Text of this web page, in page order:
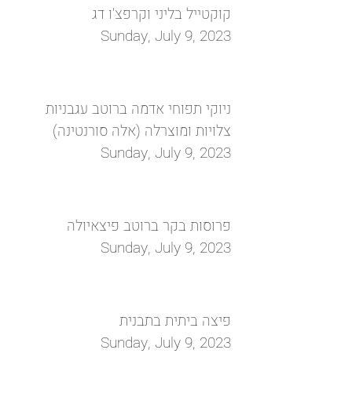
קוקטייל בליני וקרפצ'ו דג
Sunday, July 9, 2023
ניוקי תפוחי אדמה ברוטב עגבניות
צלויות ומוצרלה (אלה סורנטינה)
Sunday, July 9, 2023
פרוסות בקר ברוטב פיצאיולה
Sunday, July 9, 2023
פיצה ביתית בתבנית
Sunday, July 9, 2023